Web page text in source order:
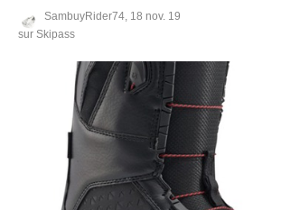
SambuyRider74, 18 nov. 19
sur Skipass